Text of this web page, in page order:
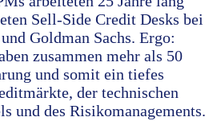
Sell-Side Credit Desks bei
Goldman Sachs. Ergo:
zusammen mehr als 50
und somit ein tiefes
der technischen
und des Risikomanagements.